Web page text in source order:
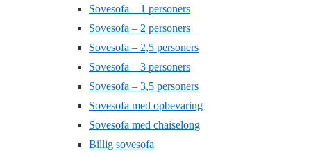
Sovesofa – 1 personers
Sovesofa – 2 personers
Sovesofa – 2,5 personers
Sovesofa – 3 personers
Sovesofa – 3,5 personers
Sovesofa med opbevaring
Sovesofa med chaiselong
Billig sovesofa